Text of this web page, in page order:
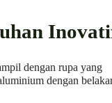
dengan rupa yang
dengan